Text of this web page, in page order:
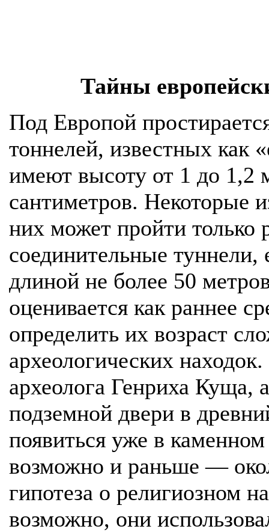
Тайны
Под Европой
тоннелей, известных как
имеют высоту от 1 до 1,2
сантиметров. Некоторые
них может пройти только
соединительные
длиной не более 50
оценивается как раннее
определить их возраст
археологических
археолога Генриха Куща,
подземной двери в
появиться уже в
возможно и раньше —
гипотеза о религиозном
возможно, они